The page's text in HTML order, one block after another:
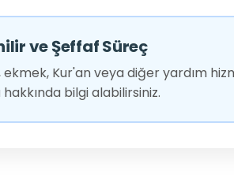
ve Şeffaf Süreç
ekmek, Kur'an veya diğer yardım
bilgi alabilirsiniz.